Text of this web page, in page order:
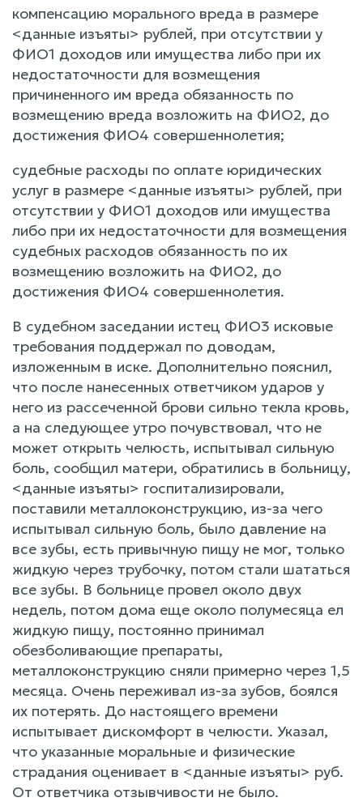
компенсацию морального вреда в размере
<данные изъяты> рублей, при отсутствии у
ФИО1 доходов или имущества либо при их
недостаточности для возмещения
причиненного им вреда обязанность по
возмещению вреда возложить на ФИО2, до
достижения ФИО4 совершеннолетия;
судебные расходы по оплате юридических
услуг в размере <данные изъяты> рублей, при
отсутствии у ФИО1 доходов или имущества
либо при их недостаточности для возмещения
судебных расходов обязанность по их
возмещению возложить на ФИО2, до
достижения ФИО4 совершеннолетия.
В судебном заседании истец ФИО3 исковые
требования поддержал по доводам,
изложенным в иске. Дополнительно пояснил,
что после нанесенных ответчиком ударов у
него из рассеченной брови сильно текла кровь,
а на следующее утро почувствовал, что не
может открыть челюсть, испытывал сильную
боль, сообщил матери, обратились в больницу,
<данные изъяты> госпитализировали,
поставили металлоконструкцию, из-за чего
испытывал сильную боль, было давление на
все зубы, есть привычную пищу не мог, только
жидкую через трубочку, потом стали шататься
все зубы. В больнице провел около двух
недель, потом дома еще около полумесяца ел
жидкую пищу, постоянно принимал
обезболивающие препараты,
металлоконструкцию сняли примерно через 1,5
месяца. Очень переживал из-за зубов, боялся
их потерять. До настоящего времени
испытывает дискомфорт в челюсти. Указал,
что указанные моральные и физические
страдания оценивает в <данные изъяты> руб.
От ответчика отзывчивости не было.